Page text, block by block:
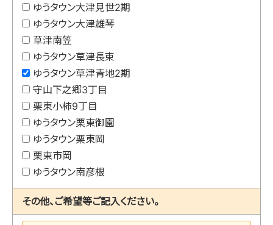
ゆうタウン大津見世2期
ゆうタウン大津雄琴
草津南笠
ゆうタウン草津長束
ゆうタウン草津青地2期
守山下之郷3丁目
栗東小柿9丁目
ゆうタウン栗東御園
ゆうタウン栗東岡
栗東市岡
ゆうタウン南彦根
その他、ご希望等ご記入ください。